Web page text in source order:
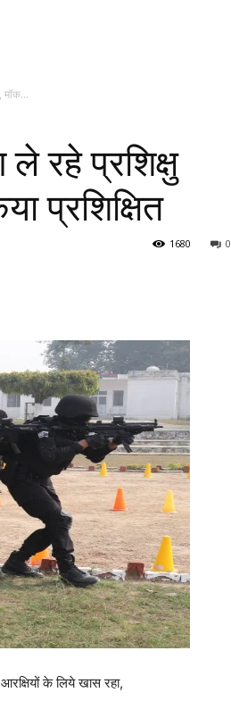
मॉक...
रहे प्रशिक्षु
प्रशिक्षित
0
1680
के लिये खास रहा,